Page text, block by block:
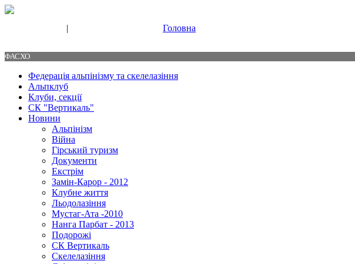
| Головна
ФАСХО
Федерація альпінізму та скелелазіння
Альпклуб
Клуби, секції
СК "Вертикаль"
Новини
Альпінізм
Війна
Гірський туризм
Документи
Екстрім
Замін-Карор - 2012
Клубне життя
Льодолазіння
Мустаг-Ата -2010
Нанга Парбат - 2013
Подорожі
СК Вертикаль
Скелелазіння